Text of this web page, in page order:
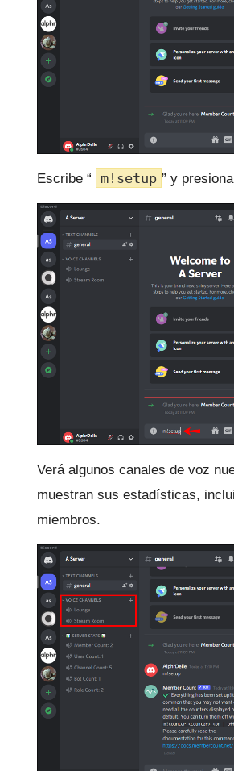
Escribe “ m!setup ” y
Verá algunos canales de voz
muestran sus estadísticas,
miembros.